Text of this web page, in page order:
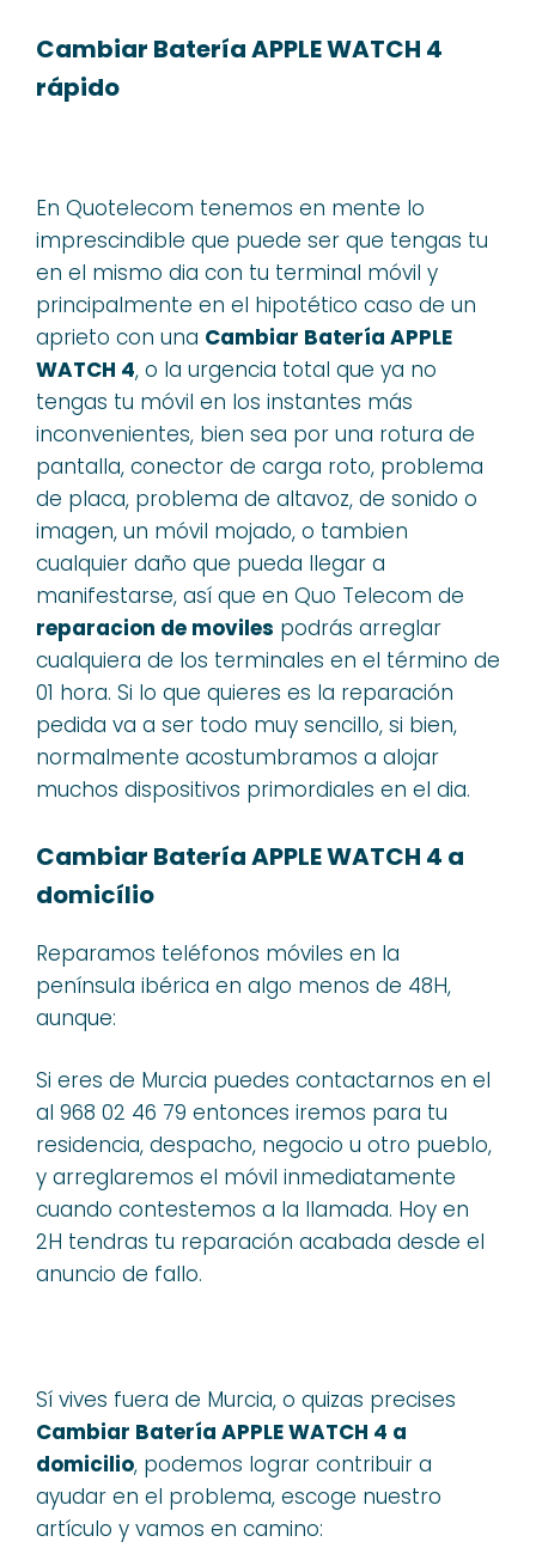
Cambiar Batería APPLE WATCH 4
rápido
En Quotelecom tenemos en mente lo
imprescindible que puede ser que tengas tu
en el mismo dia con tu terminal móvil y
principalmente en el hipotético caso de un
aprieto con una Cambiar Batería APPLE
WATCH 4, o la urgencia total que ya no
tengas tu móvil en los instantes más
inconvenientes, bien sea por una rotura de
pantalla, conector de carga roto, problema
de placa, problema de altavoz, de sonido o
imagen, un móvil mojado, o tambien
cualquier daño que pueda llegar a
manifestarse, así que en Quo Telecom de
reparacion de moviles podrás arreglar
cualquiera de los terminales en el término de
01 hora. Si lo que quieres es la reparación
pedida va a ser todo muy sencillo, si bien,
normalmente acostumbramos a alojar
muchos dispositivos primordiales en el dia.
Cambiar Batería APPLE WATCH 4 a
domicílio
Reparamos teléfonos móviles en la
península ibérica en algo menos de 48H,
aunque:
Si eres de Murcia puedes contactarnos en el
al 968 02 46 79 entonces iremos para tu
residencia, despacho, negocio u otro pueblo,
y arreglaremos el móvil inmediatamente
cuando contestemos a la llamada. Hoy en
2H tendras tu reparación acabada desde el
anuncio de fallo.
Sí vives fuera de Murcia, o quizas precises
Cambiar Batería APPLE WATCH 4 a
domicilio, podemos lograr contribuir a
ayudar en el problema, escoge nuestro
artículo y vamos en camino: